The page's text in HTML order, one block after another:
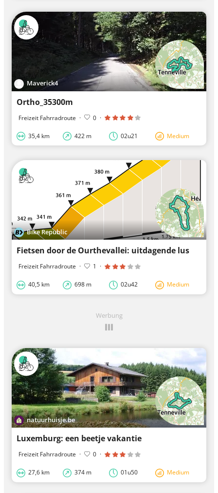
Maverick4
Ortho_35300m
Freizeit Fahrradroute · 0 ·
35,4 km 422 m 02u21 Medium
Bike Republic
Fietsen door de Ourthevallei: uitdagende lus
Freizeit Fahrradroute · 1 ·
40,5 km 698 m 02u42 Medium
Werbung
natuurhuisje.be
Luxemburg: een beetje vakantie
Freizeit Fahrradroute · 0 ·
27,6 km 374 m 01u50 Medium